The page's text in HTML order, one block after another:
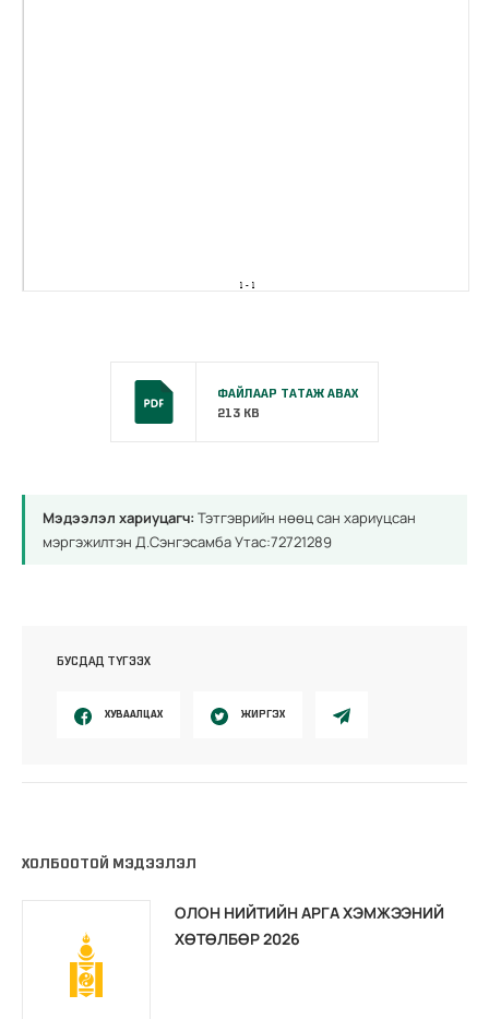
ФАЙЛААР ТАТАЖ АВАХ
213 KB
Мэдээлэл хариуцагч: Тэтгэврийн нөөц сан хариуцсан
мэргэжилтэн Д.Сэнгэсамба Утас:72721289
БУСДАД ТҮГЭЭХ
ХУВААЛЦАХ ЖИРГЭХ
ХОЛБООТОЙ МЭДЭЭЛЭЛ
ОЛОН НИЙТИЙН АРГА ХЭМЖЭЭНИЙ
ХӨТӨЛБӨР 2026